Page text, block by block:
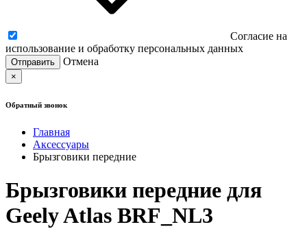
Согласие на
использование и обработку персональных данных
Отмена
×
Обратный звонок
Главная
Аксессуары
Брызговики передние
Брызговики передние для
Geely Atlas BRF_NL3